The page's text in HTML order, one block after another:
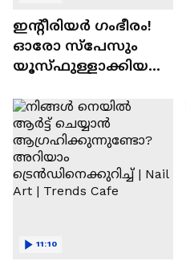
ഇന്റീരിയർ ഗംഭീരം!
ഓരോ സ്‌പേസും
യൂസ്ഫുള്ളാക്കിയ
11:10